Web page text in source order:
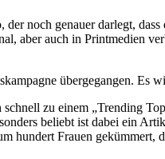
noch genauer darlegt,
aber auch in Printmedien
übergegangen. Es
zu einem „Trending
beliebt ist dabei ein
Frauen gekümmert,